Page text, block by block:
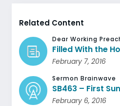
Related Content
Dear Working
Filled With the
February 7, 2016
Sermon Brainwave
SB463 – First
February 6, 2016